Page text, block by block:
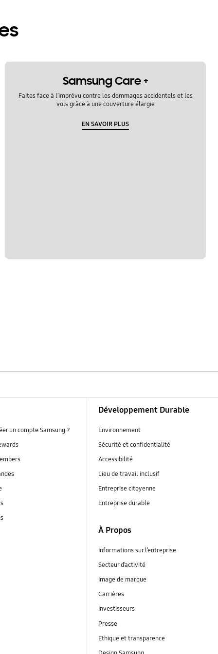
Samsung Care +
Faites face à l’imprévu contre les dommages accidentels et les
vols grâce à une couverture élargie
EN SAVOIR PLUS
un compte Samsung ?
Développement Durable
Environnement
Sécurité et confidentialité
Accessibilité
Lieu de travail inclusif
Entreprise citoyenne
Entreprise durable
À Propos
Informations sur l’entreprise
Secteur d’activité
Image de marque
Carrières
Investisseurs
Presse
Ethique et transparence